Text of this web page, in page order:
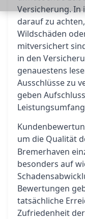
Versicherung. In
darauf zu
Wildschäden
mitversichert
in den
genauestens
Ausschlüsse zu
geben
um die Qualität
Bremerhaven
besonders auf
Bewertungen
tatsächliche
Zufriedenheit